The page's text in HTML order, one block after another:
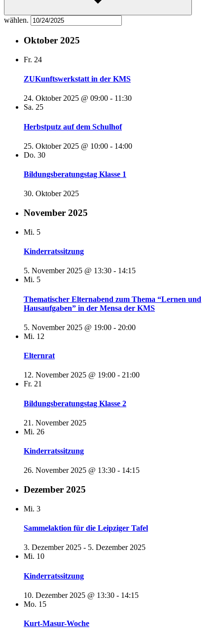
wählen.
Oktober 2025
Fr. 24
ZUKunftswerkstatt in der KMS
24. Oktober 2025 @ 09:00 - 11:30
Sa. 25
Herbstputz auf dem Schulhof
25. Oktober 2025 @ 10:00 - 14:00
Do. 30
Bildungsberatungstag Klasse 1
30. Oktober 2025
November 2025
Mi. 5
Kinderratssitzung
5. November 2025 @ 13:30 - 14:15
Mi. 5
Thematischer Elternabend zum Thema “Lernen und
Hausaufgaben” in der Mensa der KMS
5. November 2025 @ 19:00 - 20:00
Mi. 12
Elternrat
12. November 2025 @ 19:00 - 21:00
Fr. 21
Bildungsberatungstag Klasse 2
21. November 2025
Mi. 26
Kinderratssitzung
26. November 2025 @ 13:30 - 14:15
Dezember 2025
Mi. 3
Sammelaktion für die Leipziger Tafel
3. Dezember 2025 - 5. Dezember 2025
Mi. 10
Kinderratssitzung
10. Dezember 2025 @ 13:30 - 14:15
Mo. 15
Kurt-Masur-Woche